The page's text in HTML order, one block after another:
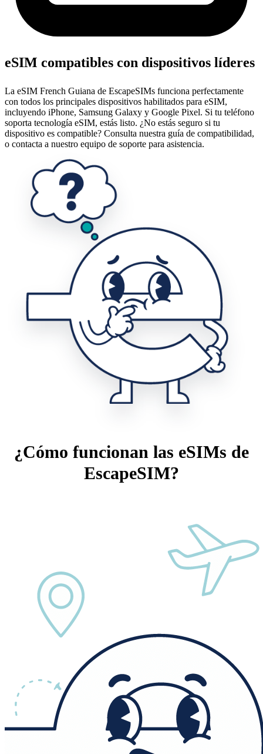
eSIM compatibles con dispositivos líderes
La eSIM French Guiana de EscapeSIMs funciona perfectamente
con todos los principales dispositivos habilitados para eSIM,
incluyendo iPhone, Samsung Galaxy y Google Pixel. Si tu teléfono
soporta tecnología eSIM, estás listo. ¿No estás seguro si tu
dispositivo es compatible? Consulta nuestra guía de compatibilidad,
o contacta a nuestro equipo de soporte para asistencia.
¿Cómo funcionan las eSIMs de
EscapeSIM?